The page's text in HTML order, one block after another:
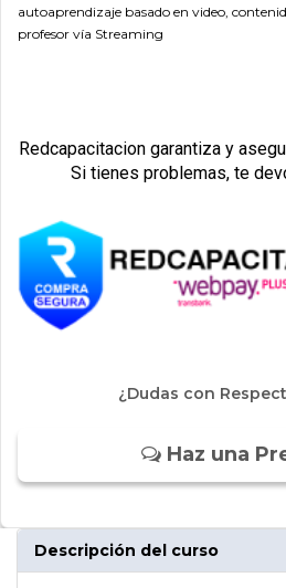
autoaprendizaje basado en video,
profesor vía Streaming
Redcapacitacion garantiza y
Si tienes problemas, te
¿Dudas con
Haz una
Descripción del curso